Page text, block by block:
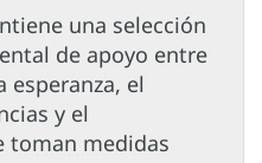
una selección
de apoyo entre
esperanza, el
y el
toman medidas